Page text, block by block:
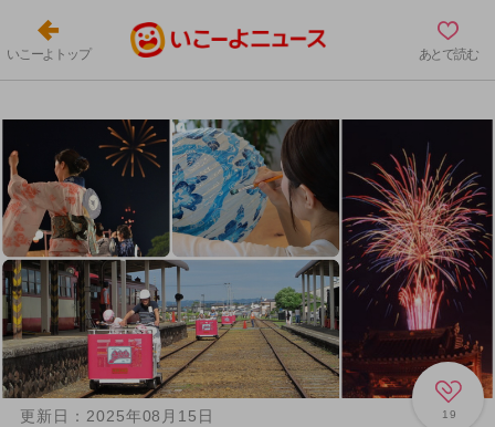
いこーよトップ あとで読む
19
更新日： 2025年08月15日